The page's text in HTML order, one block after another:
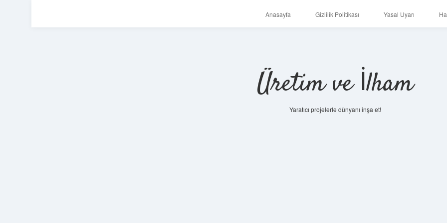
Anasayfa Gizlilik Politikası Yasal Uyarı
Üretim ve İlham
Yaratıcı projelerle dünyanı inşa et!